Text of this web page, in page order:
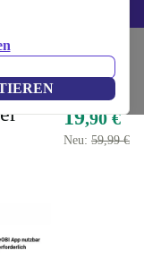
19,90 €
Neu: 59,99 €